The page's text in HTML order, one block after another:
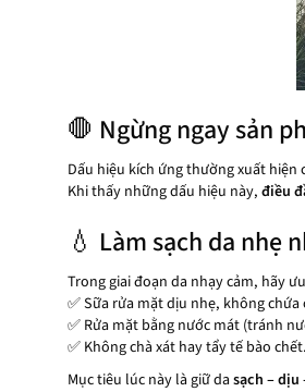
🛑 Ngừng ngay sản
Dấu hiệu kích ứng thường xuất
Khi thấy những dấu hiệu này, điều
💧 Làm sạch da nhẹ
Trong giai đoạn da nhạy cảm, hãy
✅ Sữa rửa mặt dịu nhẹ, không
✅ Rửa mặt bằng nước mát (tránh
✅ Không chà xát hay tẩy tế bào chết.
Mục tiêu lúc này là giữ dasạch – dịu